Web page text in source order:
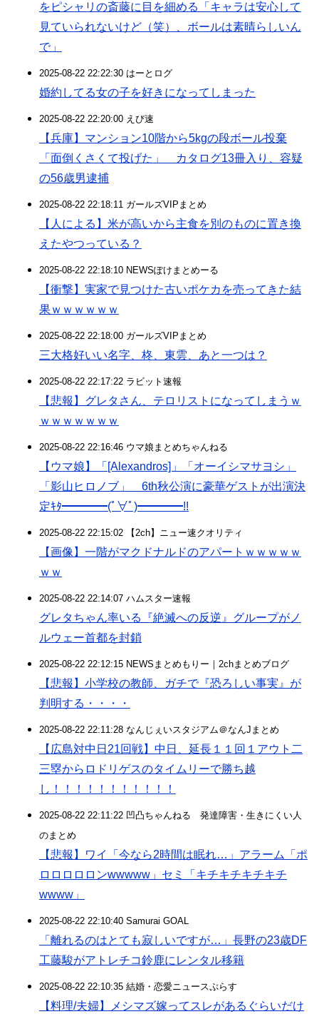
をピシャリの斎藤に目を細める「キャラは安心して
見ていられないけど（笑）、ボールは素晴らしいん
で」
2025-08-22 22:22:30 はーとログ
婚約してる女の子を好きになってしまった
2025-08-22 22:20:00 えび速
【兵庫】マンション10階から5kgの段ボール投棄
「面倒くさくて投げた」 カタログ13冊入り、容疑
の56歳男逮捕
2025-08-22 22:18:11 ガールズVIPまとめ
【人による】米が高いから主食を別のものに置き換
えたやつっている？
2025-08-22 22:18:10 NEWSぽけまとめーる
【衝撃】実家で見つけた古いポケカを売ってきた結
果ｗｗｗｗｗｗ
2025-08-22 22:18:00 ガールズVIPまとめ
三大格好いい名字、柊、東雲、あと一つは？
2025-08-22 22:17:22 ラビット速報
【悲報】グレタさん、テロリストになってしまうｗ
ｗｗｗｗｗｗｗ
2025-08-22 22:16:46 ウマ娘まとめちゃんねる
【ウマ娘】「[Alexandros]」「オーイシマサヨシ」
「影山ヒロノブ」 6th秋公演に豪華ゲストが出演決
定ｷﾀ━━━━(ﾟ∀ﾟ)━━━━!!
2025-08-22 22:15:02 【2ch】ニュー速クオリティ
【画像】一階がマクドナルドのアパートｗｗｗｗｗ
ｗｗ
2025-08-22 22:14:07 ハムスター速報
グレタちゃん率いる『絶滅への反逆』グループがノ
ルウェー首都を封鎖
2025-08-22 22:12:15 NEWSまとめもりー｜2chまとめブログ
【悲報】小学校の教師、ガチで『恐ろしい事実』が
判明する・・・・
2025-08-22 22:11:28 なんじぇいスタジアム＠なんJまとめ
【広島対中日21回戦】中日、延長１１回１アウト二
三塁からロドリゲスのタイムリーで勝ち越
し！！！！！！！！！！！
2025-08-22 22:11:22 凹凸ちゃんねる 発達障害・生きにくい人
のまとめ
【悲報】ワイ「今なら2時間は眠れ…」アラーム「ポ
ロロロロロンwwwww」セミ「キチキチキチキチ
wwww」
2025-08-22 22:10:40 Samurai GOAL
「離れるのはとても寂しいですが…」長野の23歳DF
工藤駿がアトレチコ鈴鹿にレンタル移籍
2025-08-22 22:10:35 結婚・恋愛ニュースぷらす
【料理/夫婦】メシマズ嫁ってスレがあるぐらいだけ